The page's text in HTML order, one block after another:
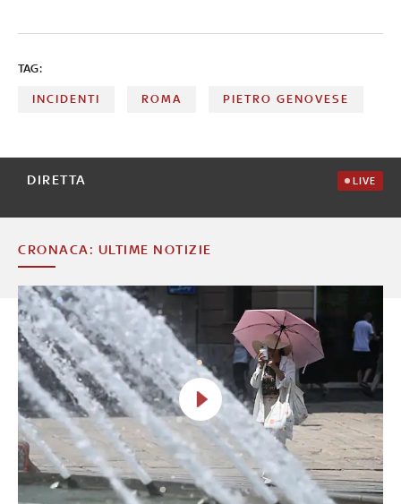
TAG:
INCIDENTI ROMA PIETRO GENOVESE
DIRETTA LIVE
CRONACA: ULTIME NOTIZIE